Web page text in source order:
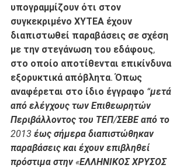
υπογραμμίζουν ότι στον
συγκεκριμένο ΧΥΤΕΑ έχουν
διαπιστωθεί παραβάσεις σε σχέση
με την στεγάνωση του εδάφους,
στο οποίο αποτίθενται επικίνδυνα
εξορυκτικά απόβλητα. Όπως
αναφέρεται στο ίδιο έγγραφο “μετά
από ελέγχους των Επιθεωρητών
Περιβάλλοντος του ΤΕΠ/ΣΕΒΕ από το
2013 έως σήμερα διαπιστώθηκαν
παραβάσεις και έχουν επιβληθεί
πρόστιμα στην «ΕΛΛΗΝΙΚΟΣ ΧΡΥΣΟΣ